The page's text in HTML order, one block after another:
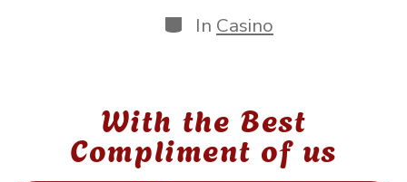
In Casino
With the Best
Compliment of us